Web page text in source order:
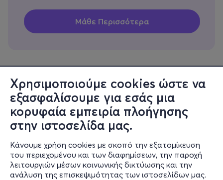
Χρησιμοποιούμε cookies ώστε να
εξασφαλίσουμε για εσάς μια
κορυφαία εμπειρία πλοήγησης
στην ιστοσελίδα μας.
Κάνουμε χρήση cookies με σκοπό την εξατομίκευση
του περιεχομένου και των διαφημίσεων, την παροχή
λειτουργιών μέσων κοινωνικής δικτύωσης και την
ανάλυση της επισκεψιμότητας των ιστοσελίδων μας.
Πληροφορίες
Υποστήριξη
Stay Connected